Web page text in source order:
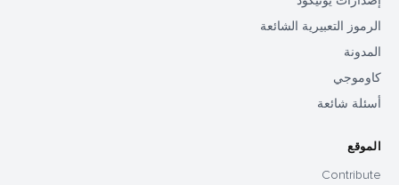
الرموز التعبيرية الشائعة
المدونة
كاوموجي
أسئلة شائعة
الموقع
Contribute